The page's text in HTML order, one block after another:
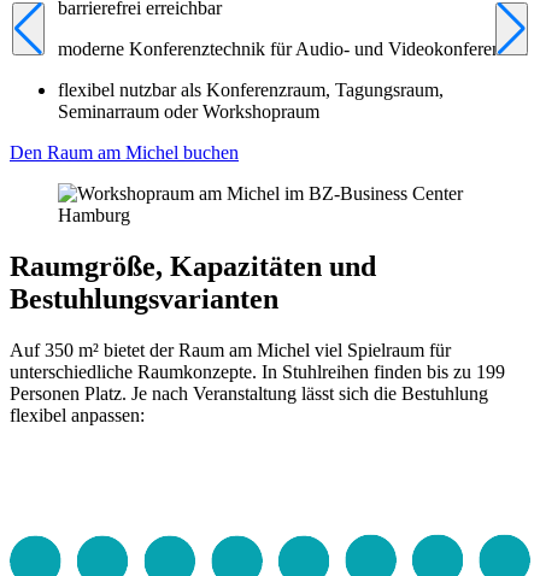
barrierefrei erreichbar
moderne Konferenztechnik für Audio- und Videokonferenzen
flexibel nutzbar als Konferenzraum, Tagungsraum,
Seminarraum oder Workshopraum
Den Raum am Michel buchen
Raumgröße, Kapazitäten und
Bestuhlungsvarianten
Auf 350 m² bietet der Raum am Michel viel Spielraum für
unterschiedliche Raumkonzepte. In Stuhlreihen finden bis zu 199
Personen Platz. Je nach Veranstaltung lässt sich die Bestuhlung
flexibel anpassen: